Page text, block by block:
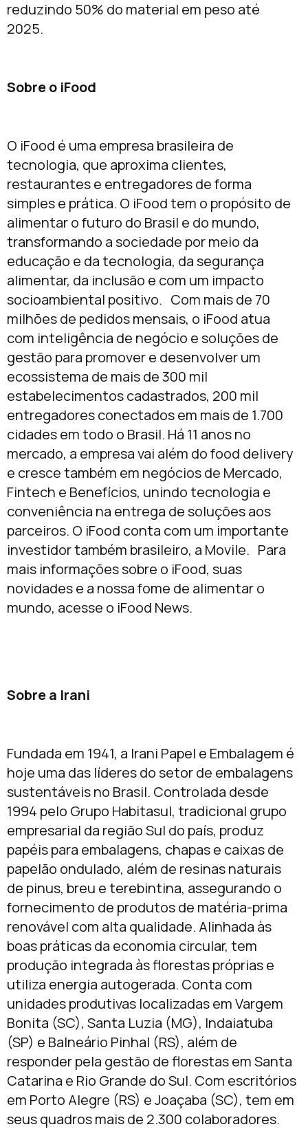
reduzindo 50% do material em peso até
2025.
Sobre o iFood
O iFood é uma empresa brasileira de
tecnologia, que aproxima clientes,
restaurantes e entregadores de forma
simples e prática. O iFood tem o propósito de
alimentar o futuro do Brasil e do mundo,
transformando a sociedade por meio da
educação e da tecnologia, da segurança
alimentar, da inclusão e com um impacto
socioambiental positivo. Com mais de 70
milhões de pedidos mensais, o iFood atua
com inteligência de negócio e soluções de
gestão para promover e desenvolver um
ecossistema de mais de 300 mil
estabelecimentos cadastrados, 200 mil
entregadores conectados em mais de 1.700
cidades em todo o Brasil. Há 11 anos no
mercado, a empresa vai além do food delivery
e cresce também em negócios de Mercado,
Fintech e Benefícios, unindo tecnologia e
conveniência na entrega de soluções aos
parceiros. O iFood conta com um importante
investidor também brasileiro, a Movile. Para
mais informações sobre o iFood, suas
novidades e a nossa fome de alimentar o
mundo, acesse o iFood News.
Sobre a Irani
Fundada em 1941, a Irani Papel e Embalagem é
hoje uma das líderes do setor de embalagens
sustentáveis no Brasil. Controlada desde
1994 pelo Grupo Habitasul, tradicional grupo
empresarial da região Sul do país, produz
papéis para embalagens, chapas e caixas de
papelão ondulado, além de resinas naturais
de pinus, breu e terebintina, assegurando o
fornecimento de produtos de matéria-prima
renovável com alta qualidade. Alinhada às
boas práticas da economia circular, tem
produção integrada às florestas próprias e
utiliza energia autogerada. Conta com
unidades produtivas localizadas em Vargem
Bonita (SC), Santa Luzia (MG), Indaiatuba
(SP) e Balneário Pinhal (RS), além de
responder pela gestão de florestas em Santa
Catarina e Rio Grande do Sul. Com escritórios
em Porto Alegre (RS) e Joaçaba (SC), tem em
seus quadros mais de 2.300 colaboradores.